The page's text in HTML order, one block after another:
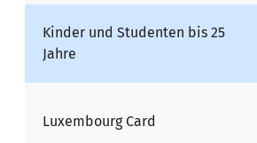
Kinder und Studenten bis 25
Jahre
Luxembourg Card